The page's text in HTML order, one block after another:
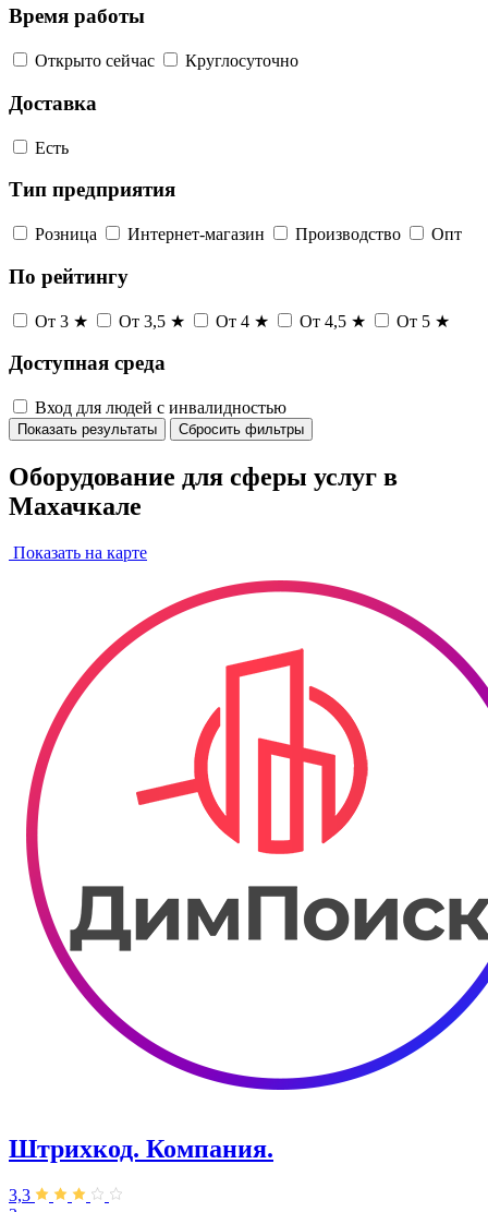
Время работы
Открыто сейчас Круглосуточно
Доставка
Есть
Тип предприятия
Розница Интернет-магазин Производство Опт
По рейтингу
От 3 ★ От 3,5 ★ От 4 ★ От 4,5 ★ От 5 ★
Доступная среда
Вход для людей с инвалидностью
Показать результаты Сбросить фильтры
Оборудование для сферы услуг в
Махачкале
Показать на карте
Штрихкод. Компания.
3,3